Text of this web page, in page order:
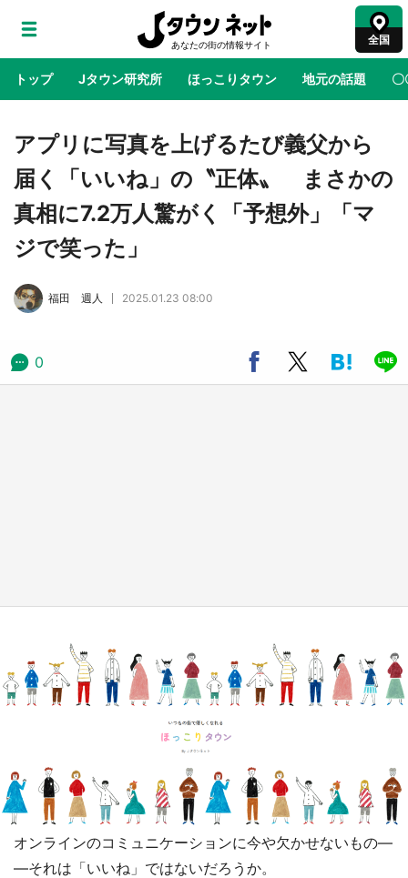
全国
トップ Jタウン研究所 ほっこりタウン 地元の話題 〇
地域×二次元 絶景 あの時はありがとう 物語がはじ
ラプラス・ダークネスが栃木県を征服！？ 県
公式プロモ動画で「聖地」が生産されてます
【7／31～1／31】
む 六本木ヒルズ展望台でコラボ、本邦初公開
日向翔陽＆影山飛雄が笹かまを食べる！ アニ
メ『ハイキュー！！』×老舗「鐘崎」コラボで
アプリに写真を上げるたび義父から
届く「いいね」の〝正体〟 まさかの
真相に7.2万人驚がく「予想外」「マ
ジで笑った」
福田 週人 2025.01.23 08:00
0
オンラインのコミュニケーションに今や欠かせないもの―
―それは「いいね」ではないだろうか。